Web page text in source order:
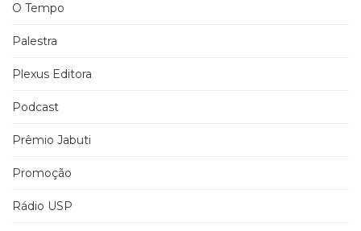
O Tempo
Palestra
Plexus Editora
Podcast
Prêmio Jabuti
Promoção
Rádio USP